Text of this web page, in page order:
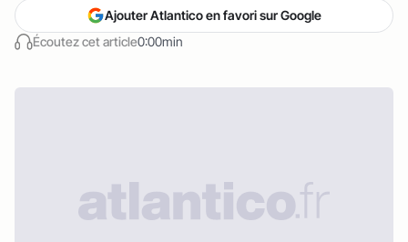
Écoutez cet article0:00min
Ajouter Atlantico en favori sur Google